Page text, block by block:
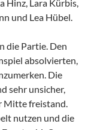
Hinz, Lara Kürbis,
und Lea Hübel.
die Partie. Den
absolvierten,
Die
sehr unsicher,
Mitte freistand.
nutzen und die